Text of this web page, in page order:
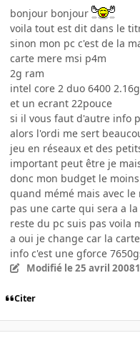
bonjour bonjour
voila tout est dit dans le
sinon mon pc c'est de la
carte mere msi p4m
2g ram
intel core 2 duo 6400
et un ecrant 22pouce
si il vous faut d'autre info
alors l'ordi me sert
jeu en réseaux et des
important peut être je
donc mon budget le
quand mémé mais avec
pas une carte qui sera a
reste du pc suis pas voila
a oui je change car la
info c'est une gforce
Modifié le 25 avril 2008
Citer